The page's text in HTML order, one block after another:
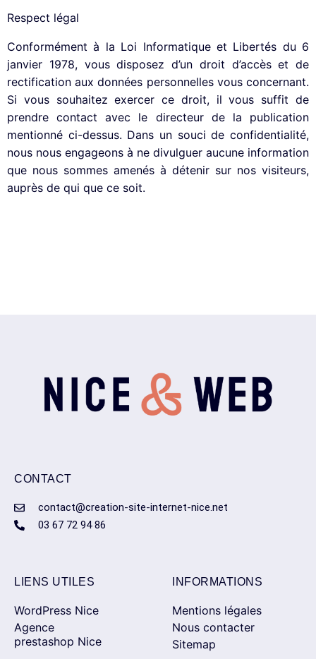
Respect légal
Conformément à la Loi Informatique et Libertés du 6
janvier 1978, vous disposez d’un droit d’accès et de
rectification aux données personnelles vous concernant.
Si vous souhaitez exercer ce droit, il vous suffit de
prendre contact avec le directeur de la publication
mentionné ci-dessus. Dans un souci de confidentialité,
nous nous engageons à ne divulguer aucune information
que nous sommes amenés à détenir sur nos visiteurs,
auprès de qui que ce soit.
CONTACT
contact@creation-site-internet-nice.net
03 67 72 94 86
LIENS UTILES
WordPress Nice
Agence
prestashop Nice
INFORMATIONS
Mentions légales
Nous contacter
Sitemap